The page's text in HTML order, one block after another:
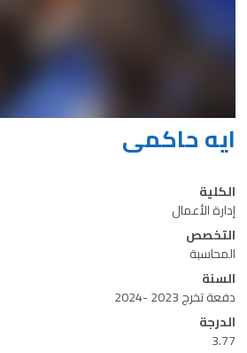
ايه حاكمى
الكلية
إدارة الأعمال
التخصص
المحاسبة
السنة
دفعة تخرج 2023 -2024
الدرجة
3.77